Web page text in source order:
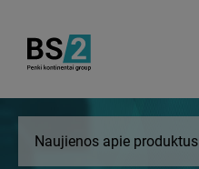
Naujienos apie produktus